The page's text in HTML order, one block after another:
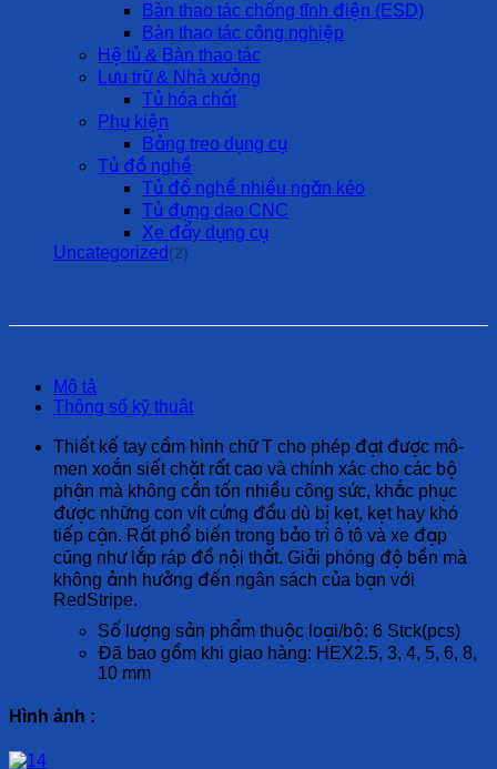
Bàn thao tác chống tĩnh điện (ESD)
Bàn thao tác công nghiệp
Hệ tủ & Bàn thao tác
Lưu trữ & Nhà xưởng
Tủ hóa chất
Phụ kiện
Bảng treo dụng cụ
Tủ đồ nghề
Tủ đồ nghề nhiều ngăn kéo
Tủ đựng dao CNC
Xe đẩy dụng cụ
Uncategorized (2)
Mô tả
Thông số kỹ thuật
Thiết kế tay cầm hình chữ T cho phép đạt được mô-
men xoắn siết chặt rất cao và chính xác cho các bộ
phận mà không cần tốn nhiều công sức, khắc phục
được những con vít cứng đầu dù bị kẹt, kẹt hay khó
tiếp cận. Rất phổ biến trong bảo trì ô tô và xe đạp
cũng như lắp ráp đồ nội thất. Giải phóng độ bền mà
không ảnh hưởng đến ngân sách của bạn với
RedStripe.
Số lượng sản phẩm thuộc loại/bộ: 6 Stck(pcs)
Đã bao gồm khi giao hàng: HEX2.5, 3, 4, 5, 6, 8,
10 mm
Hình ảnh :